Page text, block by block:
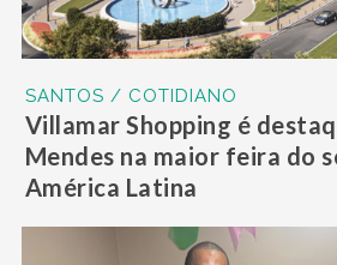
SANTOS / COTIDIANO
Villamar Shopping é
Mendes na maior feira do
América Latina